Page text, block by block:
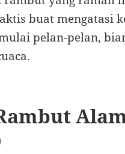
buat mengatasi
pelan-pelan,